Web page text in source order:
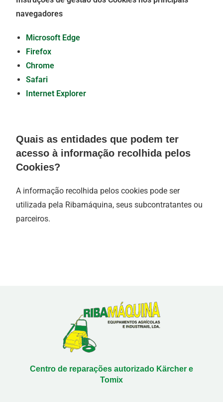
navegadores
Microsoft Edge
Firefox
Chrome
Safari
Internet Explorer
Quais as entidades que podem ter
acesso à informação recolhida pelos
Cookies?
A informação recolhida pelos cookies pode ser
utilizada pela Ribamáquina, seus subcontratantes ou
parceiros.
Centro de reparações autorizado Kärcher e
Tomix